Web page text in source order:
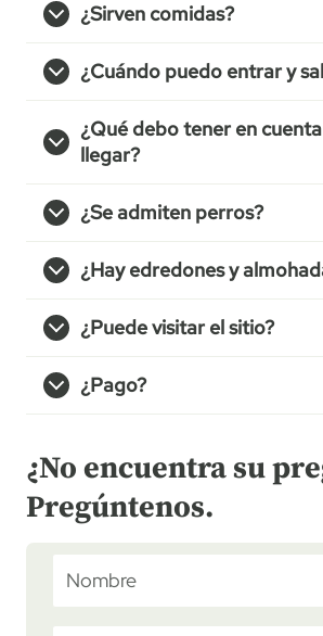
¿Sirven comidas?
¿Cuándo puedo entrar y
¿Qué debo tener en
llegar?
¿Se admiten perros?
¿Hay edredones y
¿Puede visitar el sitio?
¿Pago?
¿No encuentra su
Pregúntenos.